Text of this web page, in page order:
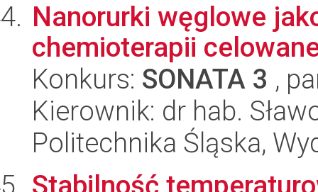
Nanorurki węglowe
chemioterapii
Konkurs: SONATA 3 ,
Kierownik: dr hab.
Politechnika Śląska,
Stabilność